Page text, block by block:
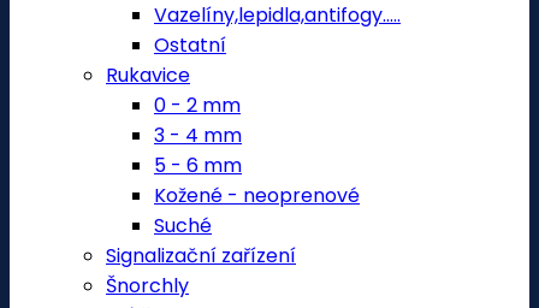
Vazelíny,lepidla,antifogy.....
Ostatní
Rukavice
0 - 2 mm
3 - 4 mm
5 - 6 mm
Kožené - neoprenové
Suché
Signalizační zařízení
Šnorchly